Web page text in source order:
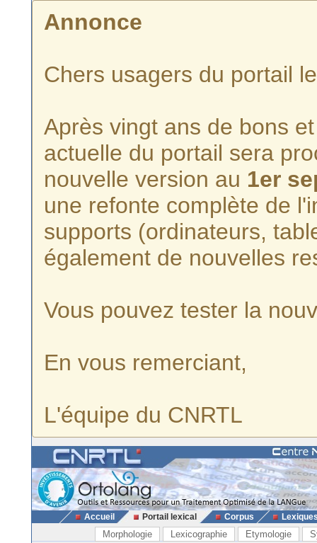
Annonce
Chers usagers du portail
Après vingt ans de bons
actuelle du portail sera
nouvelle version au 1er
une refonte complète de
supports (ordinateurs,
également de nouvelles
Vous pouvez tester la
En vous remerciant,
L'équipe du CNRTL
Accueil Portail lexical Corpus
Morphologie Lexicographie Etymologie